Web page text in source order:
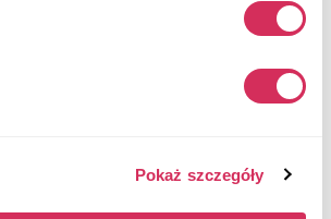
Pokaż szczegóły
$0